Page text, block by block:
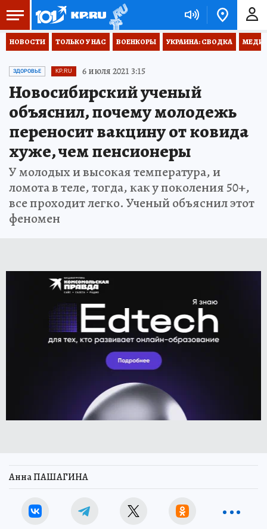
НОВОСТИ ТОЛЬКО У НАС ВОЕНКОРЫ УКРАИНА: СВОДКА
ЗДОРОВЬЕ KP.RU 6 июля 2021 3:15
Новосибирский ученый
объяснил, почему молодежь
переносит вакцину от ковида
хуже, чем пенсионеры
У молодых и высокая температура, и
ломота в теле, тогда, как у поколения 50+,
все проходит легко. Ученый объяснил этот
феномен
Анна ПАШАГИНА